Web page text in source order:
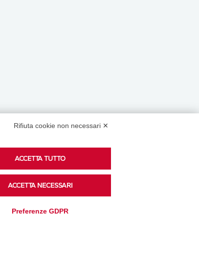
Podcast
su Spreaker.
Rifiuta cookie non necessari ✕
ACCETTA TUTTO
ACCETTA NECESSARI
Preferenze GDPR